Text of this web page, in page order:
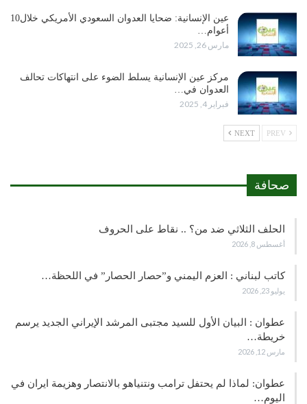
عين الإنسانية: ضحايا العدوان السعودي الأمريكي خلال10
أعوام…
مارس 26, 2025
مركز عين الإنسانية يسلط الضوء على انتهاكات تحالف
العدوان في…
فبراير 4, 2025
NEXT
صحافة
الحلف الثلاثي ضد من؟ .. نقاط على الحروف
أغسطس 8, 2026
كاتب لبناني : العزم اليمني و”حصار الحصار” في اللحظة…
يوليو 23, 2026
عطوان : البيان الأول للسيد مجتبى المرشد الإيراني الجديد يرسم
خريطة…
مارس 12, 2026
عطوان: لماذا لم يحتفل ترامب ونتنياهو بالانتصار وهزيمة ايران في
اليوم…